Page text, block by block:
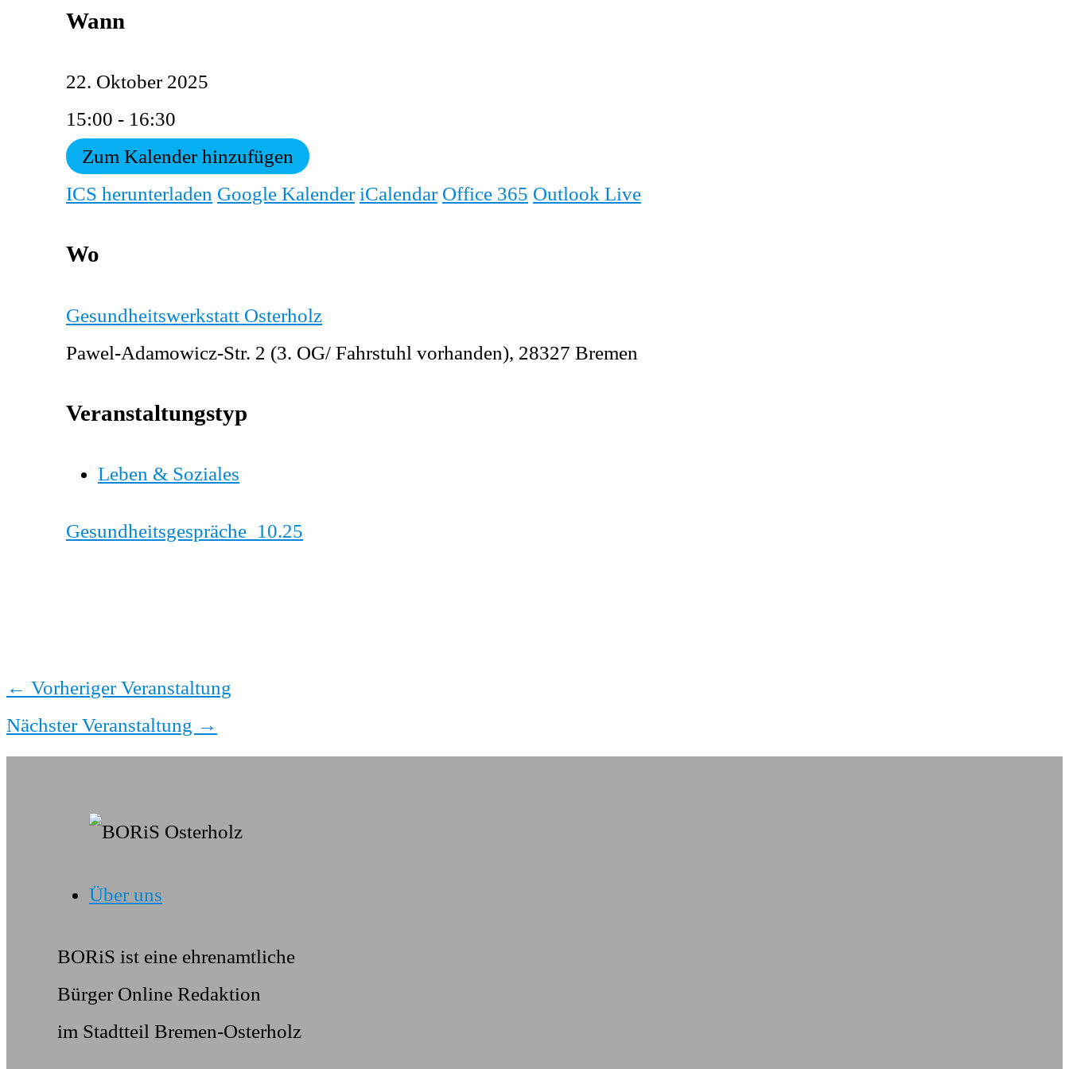
Wann
22. Oktober 2025
15:00 - 16:30
Zum Kalender hinzufügen
ICS herunterladen Google Kalender iCalendar Office 365 Outlook Live
Wo
Gesundheitswerkstatt Osterholz
Pawel-Adamowicz-Str. 2 (3. OG/ Fahrstuhl vorhanden), 28327 Bremen
Veranstaltungstyp
Leben & Soziales
Gesundheitsgespräche_10.25
← Vorheriger Veranstaltung
Nächster Veranstaltung →
Über uns
BORiS ist eine ehrenamtliche
Bürger Online Redaktion
im Stadtteil Bremen-Osterholz